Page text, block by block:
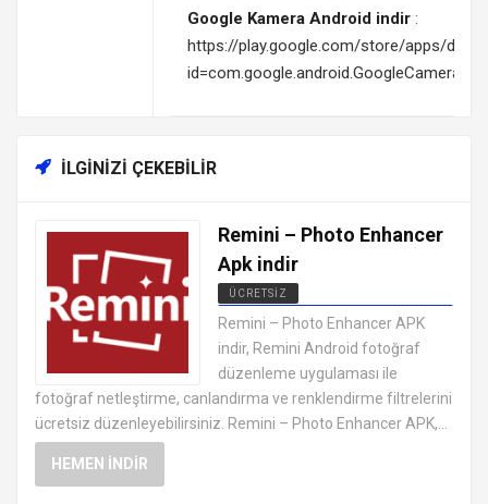
Google Kamera Android indir:
https://play.google.com/store/apps/
İLGINIZI ÇEKEBILIR
Remini – Photo Enhancer
Apk indir
ÜCRETSIZ
ANDROID FOTOĞRAF DÜZENLEME
UYGULAMALARI APK
Remini – Photo Enhancer APK
indir, Remini Android fotoğraf
düzenleme uygulaması ile
fotoğraf netleştirme, canlandırma ve renklendirme filtrelerini
ücretsiz düzenleyebilirsiniz. Remini – Photo Enhancer APK,...
HEMEN İNDIR